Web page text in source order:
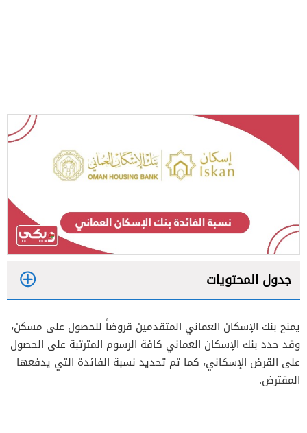
جدول المحتويات
2
يمنح بنك الإسكان العماني المتقدمين قروضاً للحصول على مسكن،
وقد حدد بنك الإسكان العماني كافة الرسوم المترتبة على الحصول
على القرض الإسكاني، كما تم تحديد نسبة الفائدة التي يدفعها
المقترض.